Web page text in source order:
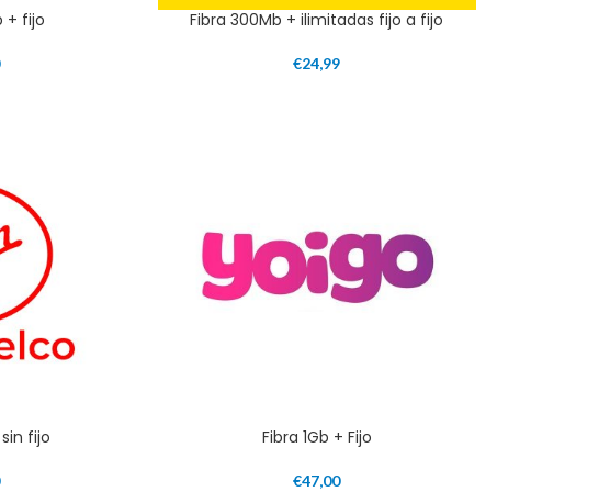
+ fijo Fibra 300Mb + ilimitadas fijo a fijo
€24,99
fijo Fibra 1Gb + Fijo
€47,00